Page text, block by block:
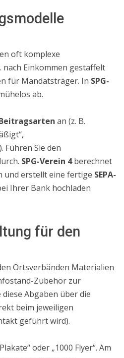
oft komplexe
nach Einkommen gestaffelt
für Mandatsträger. In SPG-
ab.
an (z. B.
Führen Sie den
SPG-Verein 4berechnet
und erstellt eine fertige SEPA-
Ihrer Bank hochladen
für den
Ortsverbänden Materialien
Zubehör zur
Abgaben über die
beim jeweiligen
geführt wird).
oder „1000 Flyer“. Am